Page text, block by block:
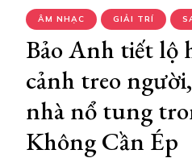
ÂM NHẠC GIẢI TRÍ
Bảo Anh tiết lộ
cảnh treo
nhà nổ tung
Không Cần Ép